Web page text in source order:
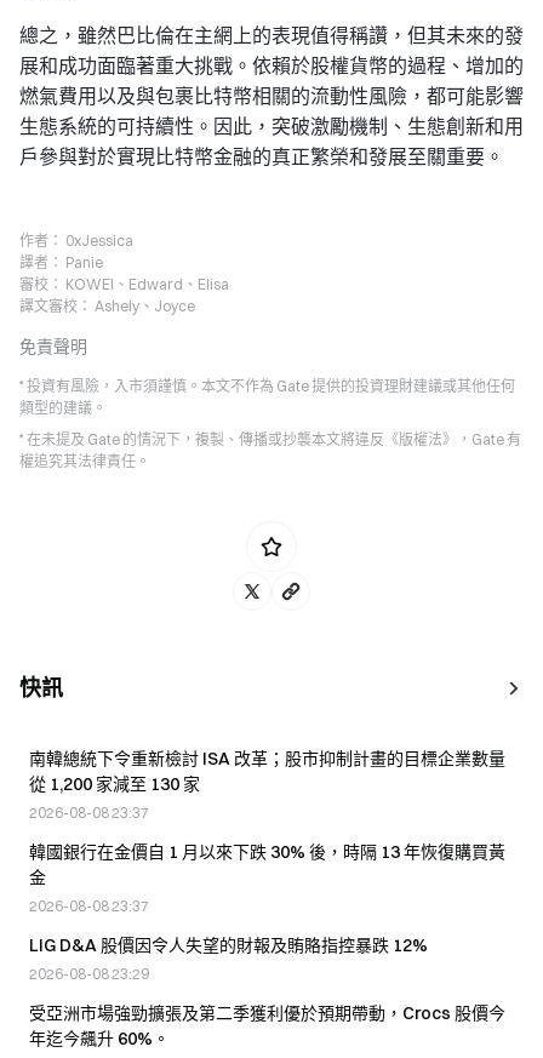
總之，雖然巴比倫在主網上的表現值得稱讚，但其未來的發
展和成功面臨著重大挑戰。依賴於股權貨幣的過程、增加的
燃氣費用以及與包裹比特幣相關的流動性風險，都可能影響
生態系統的可持續性。因此，突破激勵機制、生態創新和用
戶參與對於實現比特幣金融的真正繁榮和發展至關重要。
作者： 0xJessica
譯者： Panie
審校： KOWEI、Edward、Elisa
譯文審校： Ashely、Joyce
免責聲明
* 投資有風險，入市須謹慎。本文不作為 Gate 提供的投資理財建議或其他任何
類型的建議。
* 在未提及 Gate 的情況下，複製、傳播或抄襲本文將違反《版權法》，Gate 有
權追究其法律責任。
快訊
南韓總統下令重新檢討 ISA 改革；股市抑制計畫的目標企業數量
從 1,200 家減至 130 家
2026-08-08 23:37
韓國銀行在金價自 1 月以來下跌 30% 後，時隔 13 年恢復購買黃
金
2026-08-08 23:37
LIG D&A 股價因令人失望的財報及賄賂指控暴跌 12%
2026-08-08 23:29
受亞洲市場強勁擴張及第二季獲利優於預期帶動，Crocs 股價今
年迄今飆升 60%。